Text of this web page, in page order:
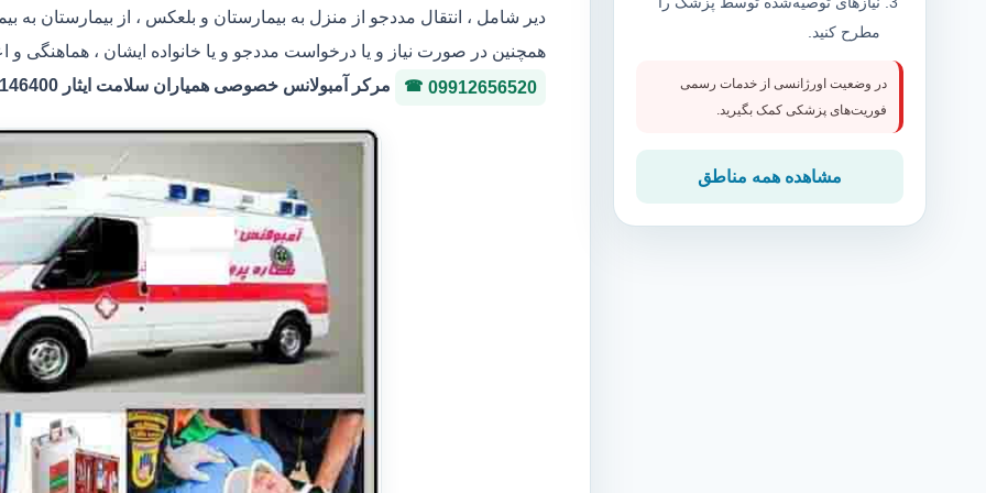
دیر شامل ، انتقال مددجو از منزل به بیمارستان و بلعکس ، از بیمارستان
همچنین در صورت نیاز و یا درخواست مددجو و یا خانواده ایشان ، هماهنگی و
09912656520
مرکر آمبولانس خصوصی همیاران سلامت ایثار 36146400 شماره پروانه 3-323036
مطرح کنید.
در وضعیت اورژانسی از خدمات رسمی
فوریت‌های پزشکی کمک بگیرید.
مشاهده همه مناطق